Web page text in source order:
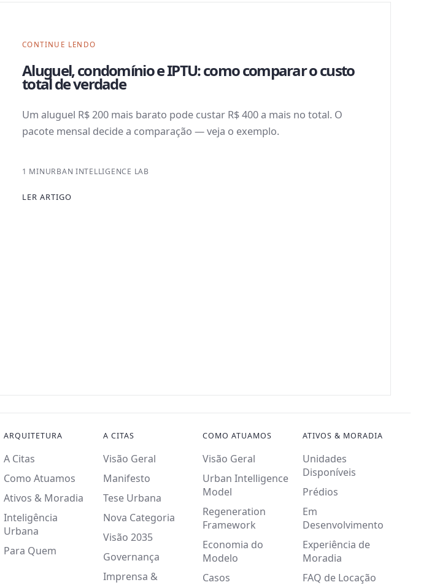
CONTINUE LENDO
Aluguel, condomínio e IPTU: como comparar o custo
total de verdade
Um aluguel R$ 200 mais barato pode custar R$ 400 a mais no total. O
pacote mensal decide a comparação — veja o exemplo.
1 MINURBAN INTELLIGENCE LAB
LER ARTIGO
ARQUITETURA
A Citas
Como Atuamos
Ativos & Moradia
Inteligência
Urbana
Para Quem
A CITAS
Visão Geral
Manifesto
Tese Urbana
Nova Categoria
Visão 2035
Governança
Imprensa &
COMO ATUAMOS
Visão Geral
Urban Intelligence
Model
Regeneration
Framework
Economia do
Modelo
Casos
ATIVOS & MORADIA
Unidades
Disponíveis
Prédios
Em
Desenvolvimento
Experiência de
Moradia
FAQ de Locação